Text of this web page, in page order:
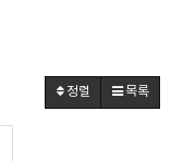
정렬 목록